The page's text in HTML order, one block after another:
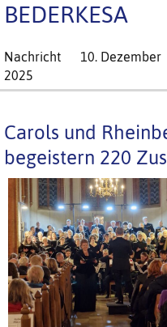
BEDERKESA
Nachricht
10. Dezember
2025
Carols und
begeistern 220